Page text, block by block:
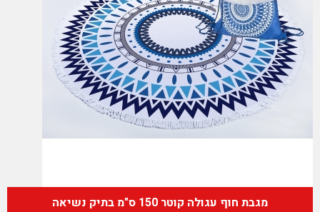
מגבת חוף עגולה קוטר 150 ס"מ בתיק נשיאה